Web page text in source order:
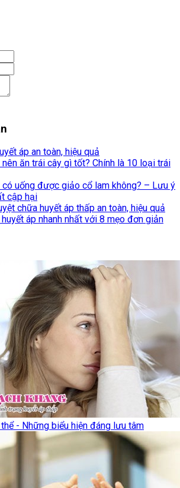
áp an toàn, hiệu quả
nên ăn trái cây gì tốt? Chính là 10 loại trái
có uống được giảo cổ lam không? – Lưu ý
cập hại
chữa huyết áp thấp an toàn, hiệu quả
áp nhanh nhất với 8 mẹo đơn giản
- Những biểu hiện đáng lưu tâm